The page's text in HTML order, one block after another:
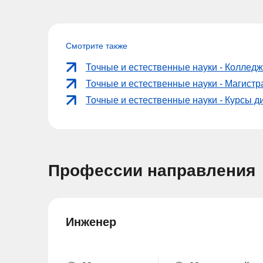
Смотрите также
Точные и естественные науки -
Точные и естественные науки -
Точные и естественные науки - Курсы
Профессии направления
Инженер